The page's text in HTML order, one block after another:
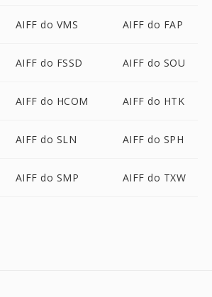
AIFF do VMS AIFF do FAP
AIFF do FSSD AIFF do SOU
AIFF do HCOM AIFF do HTK
AIFF do SLN AIFF do SPH
AIFF do SMP AIFF do TXW